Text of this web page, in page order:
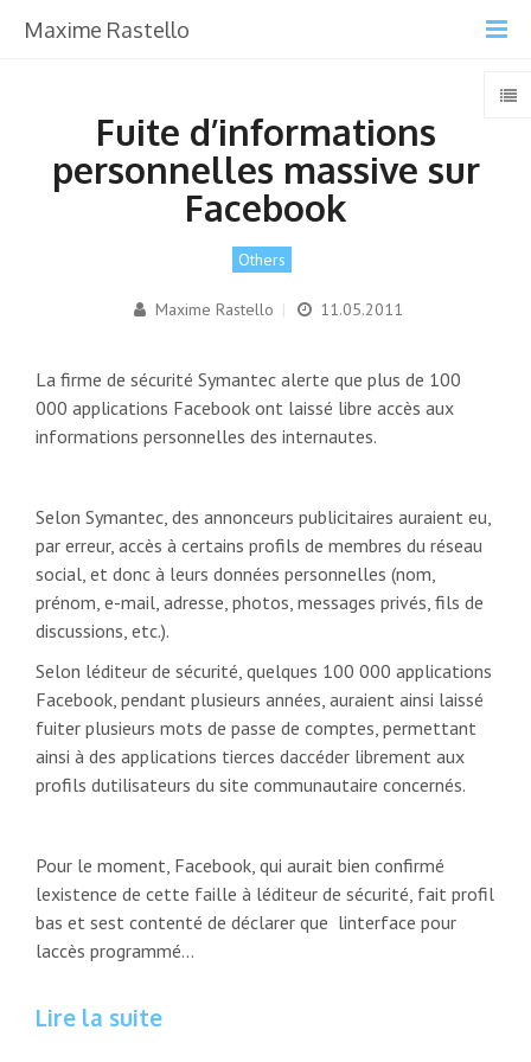
Maxime Rastello
Fuite d’informations
personnelles massive sur
Facebook
Others
Maxime Rastello | 11.05.2011
La firme de sécurité Symantec alerte que plus de 100
000 applications Facebook ont laissé libre accès aux
informations personnelles des internautes.
Selon Symantec, des annonceurs publicitaires auraient eu,
par erreur, accès à certains profils de membres du réseau
social, et donc à leurs données personnelles (nom,
prénom, e-mail, adresse, photos, messages privés, fils de
discussions, etc.).
Selon léditeur de sécurité, quelques 100 000 applications
Facebook, pendant plusieurs années, auraient ainsi laissé
fuiter plusieurs mots de passe de comptes, permettant
ainsi à des applications tierces daccéder librement aux
profils dutilisateurs du site communautaire concernés.
Pour le moment, Facebook, qui aurait bien confirmé
lexistence de cette faille à léditeur de sécurité, fait profil
bas et sest contenté de déclarer que linterface pour
laccès programmé…
Lire la suite